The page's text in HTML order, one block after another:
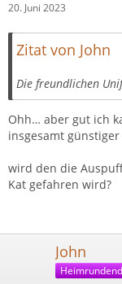
20. Juni 2023
Zitat von John
Die freundlichen
Ohh… aber gut ich
insgesamt
wird den die
Kat gefahren wird?
John